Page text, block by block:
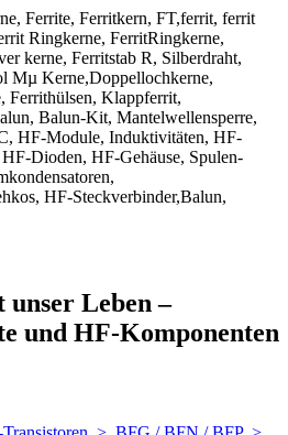
Ferrite, Ferritkern, FT,ferrit, ferrit
Ringkerne, FerritRingkerne,
kerne, Ferritstab R, Silberdraht,
Mµ Kerne,Doppellochkerne,
Ferrithülsen, Klappferrit,
Balun-Kit, Mantelwellensperre,
HF-Module, Induktivitäten, HF-
Dioden, HF-Gehäuse, Spulen-
HF-Steckverbinder,Balun,
Leben –
und HF-Komponenten